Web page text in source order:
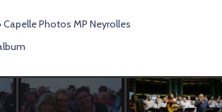
Photos MP Neyrolles